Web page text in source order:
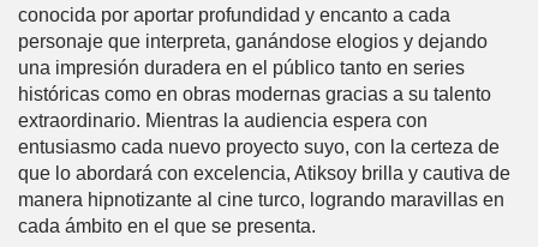
conocida por aportar profundidad y encanto a cada
personaje que interpreta, ganándose elogios y dejando
una impresión duradera en el público tanto en series
históricas como en obras modernas gracias a su talento
extraordinario. Mientras la audiencia espera con
entusiasmo cada nuevo proyecto suyo, con la certeza de
que lo abordará con excelencia, Atiksoy brilla y cautiva de
manera hipnotizante al cine turco, logrando maravillas en
cada ámbito en el que se presenta.